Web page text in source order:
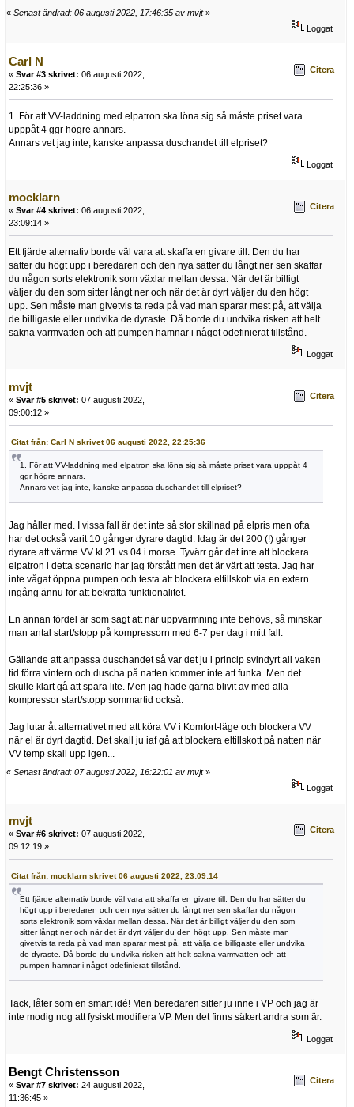
« Senast ändrad: 06 augusti 2022, 17:46:35 av mvjt»
Loggat
Carl N
« Svar #3 skrivet: 06 augusti 2022,
22:25:36 »
Citera
1. För att VV-laddning med elpatron ska löna sig så måste priset vara
upppåt 4 ggr högre annars.
Annars vet jag inte, kanske anpassa duschandet till elpriset?
Loggat
mocklarn
« Svar #4 skrivet: 06 augusti 2022,
23:09:14 »
Citera
Ett fjärde alternativ borde väl vara att skaffa en givare till. Den du har
sätter du högt upp i beredaren och den nya sätter du långt ner sen skaffar
du någon sorts elektronik som växlar mellan dessa. När det är billigt
väljer du den som sitter långt ner och när det är dyrt väljer du den högt
upp. Sen måste man givetvis ta reda på vad man sparar mest på, att välja
de billigaste eller undvika de dyraste. Då borde du undvika risken att helt
sakna varmvatten och att pumpen hamnar i något odefinierat tillstånd.
Loggat
mvjt
« Svar #5 skrivet: 07 augusti 2022,
09:00:12 »
Citera
Citat från: Carl N skrivet 06 augusti 2022, 22:25:36
1. För att VV-laddning med elpatron ska löna sig så måste priset vara upppåt 4
ggr högre annars.
Annars vet jag inte, kanske anpassa duschandet till elpriset?
Jag håller med. I vissa fall är det inte så stor skillnad på elpris men ofta
har det också varit 10 gånger dyrare dagtid. Idag är det 200 (!) gånger
dyrare att värme VV kl 21 vs 04 i morse. Tyvärr går det inte att blockera
elpatron i detta scenario har jag förstått men det är värt att testa. Jag har
inte vågat öppna pumpen och testa att blockera eltillskott via en extern
ingång ännu för att bekräfta funktionalitet.
En annan fördel är som sagt att när uppvärmning inte behövs, så minskar
man antal start/stopp på kompressorn med 6-7 per dag i mitt fall.
Gällande att anpassa duschandet så var det ju i princip svindyrt all vaken
tid förra vintern och duscha på natten kommer inte att funka. Men det
skulle klart gå att spara lite. Men jag hade gärna blivit av med alla
kompressor start/stopp sommartid också.
Jag lutar åt alternativet med att köra VV i Komfort-läge och blockera VV
när el är dyrt dagtid. Det skall ju iaf gå att blockera eltillskott på natten när
VV temp skall upp igen...
« Senast ändrad: 07 augusti 2022, 16:22:01 av mvjt»
Loggat
mvjt
« Svar #6 skrivet: 07 augusti 2022,
09:12:19 »
Citera
Citat från: mocklarn skrivet 06 augusti 2022, 23:09:14
Ett fjärde alternativ borde väl vara att skaffa en givare till. Den du har sätter du
högt upp i beredaren och den nya sätter du långt ner sen skaffar du någon
sorts elektronik som växlar mellan dessa. När det är billigt väljer du den som
sitter långt ner och när det är dyrt väljer du den högt upp. Sen måste man
givetvis ta reda på vad man sparar mest på, att välja de billigaste eller undvika
de dyraste. Då borde du undvika risken att helt sakna varmvatten och att
pumpen hamnar i något odefinierat tillstånd.
Tack, låter som en smart idé! Men beredaren sitter ju inne i VP och jag är
inte modig nog att fysiskt modifiera VP. Men det finns säkert andra som är.
Loggat
Bengt Christensson
« Svar #7 skrivet: 24 augusti 2022,
11:36:45 »
Citera